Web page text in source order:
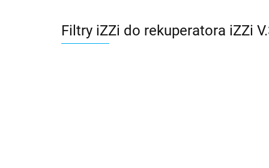
Filtry iZZi do rekuperatora iZZi